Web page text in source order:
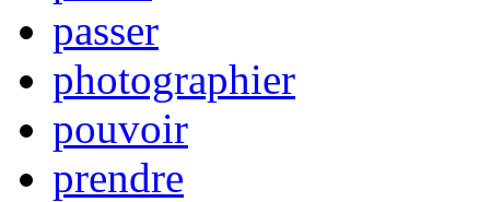
passer
photographier
pouvoir
prendre